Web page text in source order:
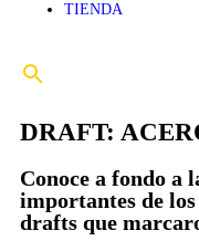
TIENDA
DRAFT:
Conoce a fondo a
importantes de
drafts que